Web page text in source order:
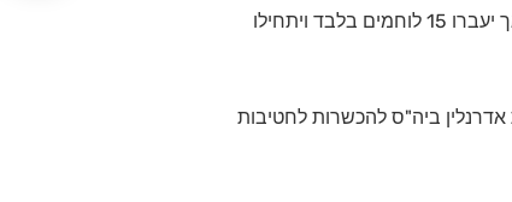
את גיבוש ימס מבצעים היום לוחמים סדירים ואנשי קבע כאחד בגיבוש אשר מונה כ-300 מתגבשים שמתוכם יסיימו 30 אנשים בממוצע אך יעברו 15 לוחמים בלבד ויתחילו
ביה"ס להכשרות לחטיבות